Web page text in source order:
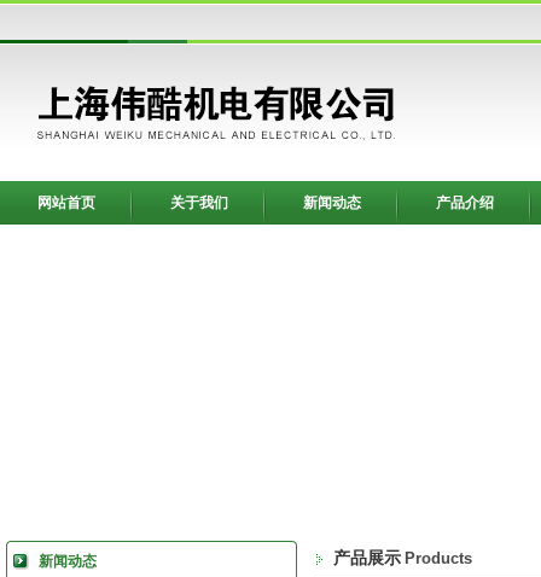
网站首页 关于我们 新闻动态 产品介绍
新闻动态 产品展示 Products